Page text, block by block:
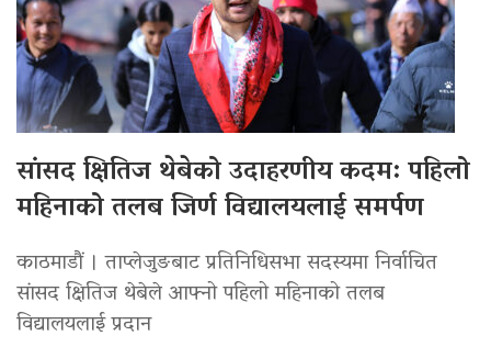
सांसद क्षितिज थेबेको उदाहरणीय कदम: पहिलो
महिनाको तलब जिर्ण विद्यालयलाई समर्पण
काठमाडौं । ताप्लेजुङबाट प्रतिनिधिसभा सदस्यमा निर्वाचित
सांसद क्षितिज थेबेले आफ्नो पहिलो महिनाको तलब
विद्यालयलाई प्रदान